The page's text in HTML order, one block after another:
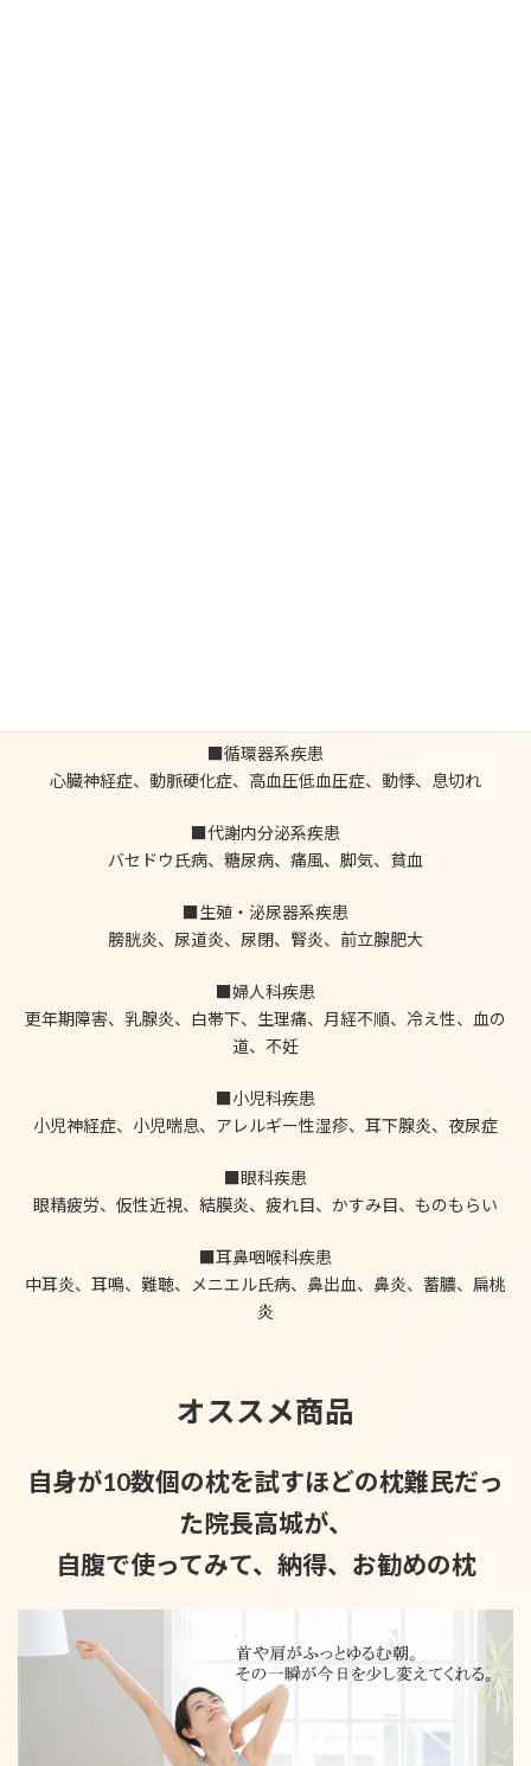
■循環器系疾患
心臓神経症、動脈硬化症、高血圧低血圧症、動悸、息切れ
■代謝内分泌系疾患
バセドウ氏病、糖尿病、痛風、脚気、貧血
■生殖・泌尿器系疾患
膀胱炎、尿道炎、尿閉、腎炎、前立腺肥大
■婦人科疾患
更年期障害、乳腺炎、白帯下、生理痛、月経不順、冷え性、血の
道、不妊
■小児科疾患
小児神経症、小児喘息、アレルギー性湿疹、耳下腺炎、夜尿症
■眼科疾患
眼精疲労、仮性近視、結膜炎、疲れ目、かすみ目、ものもらい
■耳鼻咽喉科疾患
中耳炎、耳鳴、難聴、メニエル氏病、鼻出血、鼻炎、蓄膿、扁桃
炎
オススメ商品
自身が10数個の枕を試すほどの枕難民だっ
た院長高城が、
自腹で使ってみて、納得、お勧めの枕